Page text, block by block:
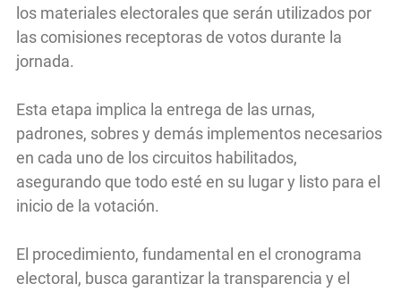
los materiales electorales que serán utilizados por
las comisiones receptoras de votos durante la
jornada.
Esta etapa implica la entrega de las urnas,
padrones, sobres y demás implementos necesarios
en cada uno de los circuitos habilitados,
asegurando que todo esté en su lugar y listo para el
inicio de la votación.
El procedimiento, fundamental en el cronograma
electoral, busca garantizar la transparencia y el